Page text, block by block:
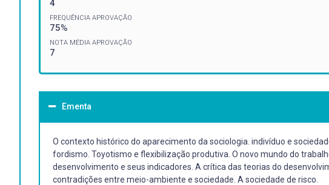
4
FREQUÊNCIA APROVAÇÃO
75%
NOTA MÉDIA APROVAÇÃO
7
Ementa
O contexto histórico do aparecimento da sociologia. indivíduo e
fordismo. Toyotismo e flexibilização produtiva. O novo mundo do
desenvolvimento e seus indicadores. A crítica das teorias do
contradições entre meio-ambiente e sociedade. A sociedade de risco.